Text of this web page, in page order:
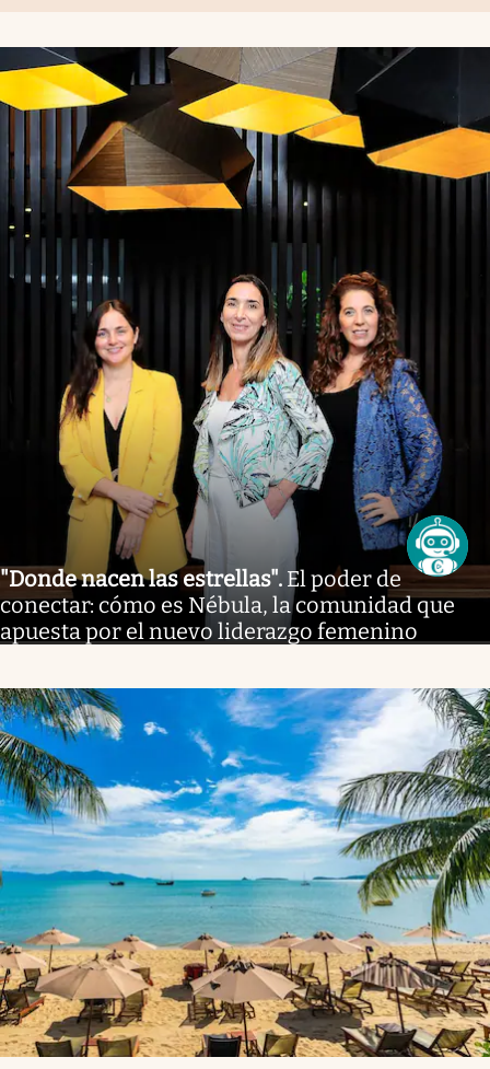
"Donde nacen las estrellas". El poder de
conectar: cómo es Nébula, la comunidad que
apuesta por el nuevo liderazgo femenino